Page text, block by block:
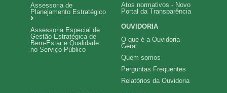
Assessoria de
Planejamento Estratégico
Assessoria Especial de
Gestão Estratégica de
Bem-Estar e Qualidade
no Serviço Público
Atos normativos - Novo
Portal da Transparência
OUVIDORIA
O que é a Ouvidoria-
Geral
Quem somos
Perguntas Frequentes
Relatórios da Ouvidoria